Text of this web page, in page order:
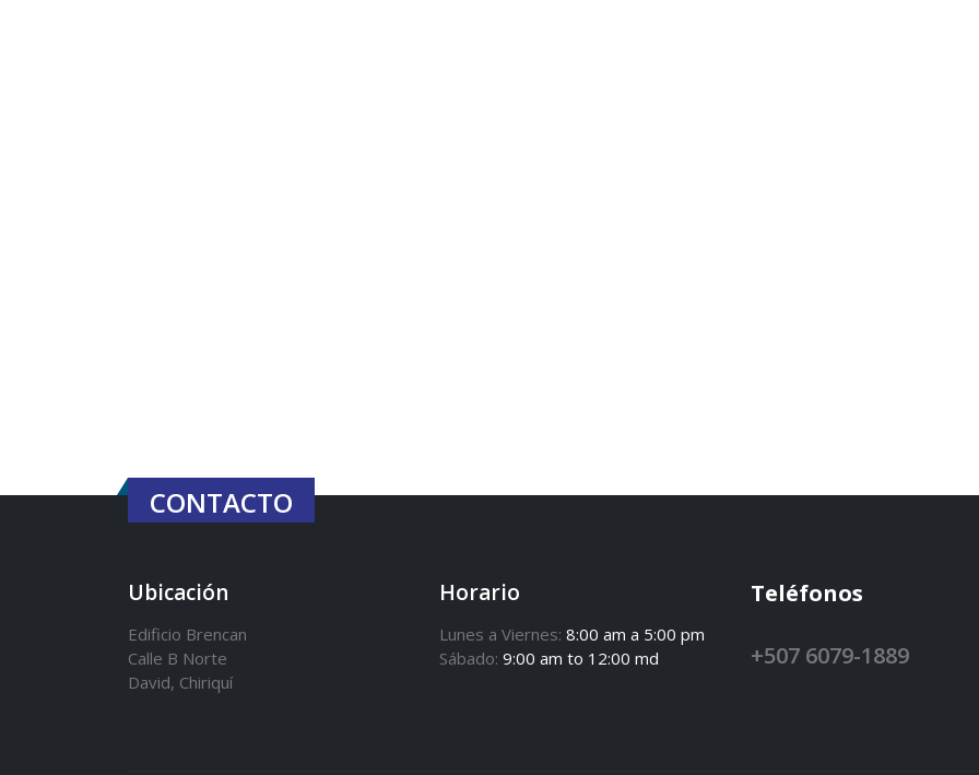
CONTACTO
Ubicación
Edificio Brencan
Calle B Norte
David, Chiriquí
Horario
Lunes a Viernes: 8:00 am a 5:00 pm
Sábado: 9:00 am to 12:00 md
Teléfonos
+507 6079-1889